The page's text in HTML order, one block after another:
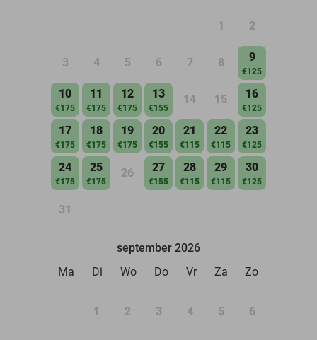
1 2
3 4 5 6 7 8 9
€125
10
€175
11
€175
12
€175
13
€155
14 15 16
€125
17
€175
18
€175
19
€175
20
€155
21
€115
22
€115
23
€125
24
€175
25
€175
26 27
€155
28
€115
29
€115
30
€125
31
september 2026
Ma
Di Wo Do Vr Za Zo
1 2 3 4 5 6